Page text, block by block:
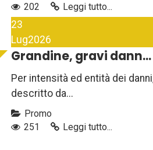
202
Leggi tutto...
23
Lug2026
Grandine, gravi dann...
Per intensità ed entità dei
descritto da...
Promo
251
Leggi tutto...